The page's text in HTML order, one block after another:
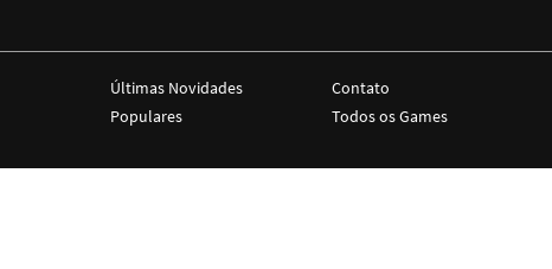
Últimas Novidades
Populares
Contato
Todos os Games